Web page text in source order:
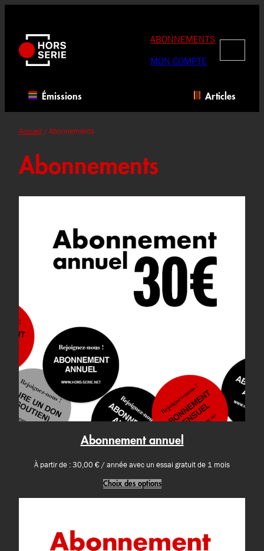
contenu
ABONNEMENTS
MON COMPTE
Émissions Articles
Accueil / Abonnements
Abonnements
Abonnement annuel
À partir de :30,00 € / année avec un essai gratuit de 1 mois
Choix des options